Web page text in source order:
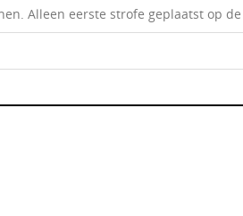
Alleen eerste strofe geplaatst op de